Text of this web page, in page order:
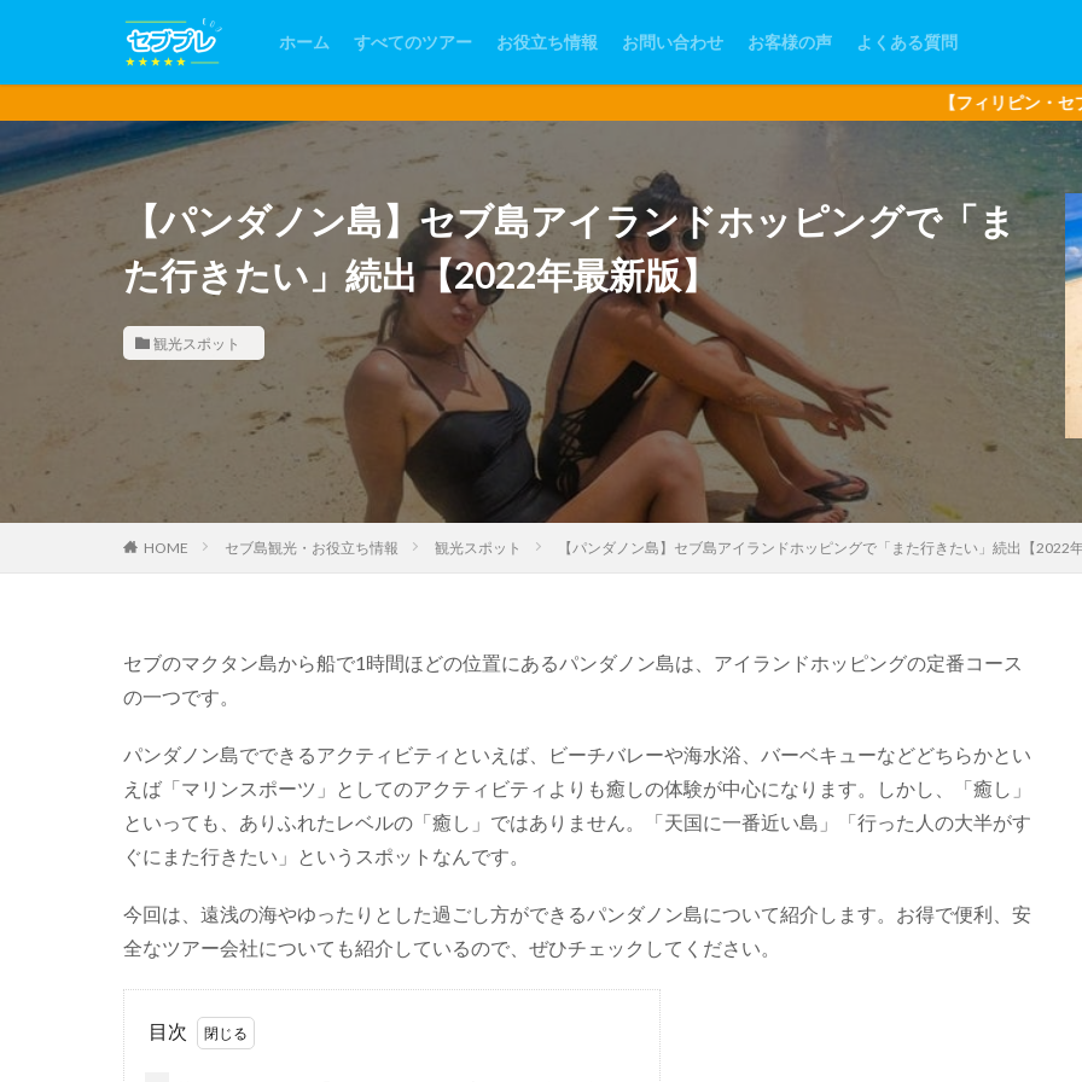
ホーム すべてのツアー お役立ち情報 お問い合わせ お客様の声 よくある質問
【フィリピン・セブ島現地オプショ
【パンダノン島】セブ島アイランドホッピングで「ま
た行きたい」続出【2022年最新版】
観光スポット
HOME セブ島観光・お役立ち情報 観光スポット 【パンダノン島】セブ島アイランドホッピングで「また行きたい」続出【2022年
セブのマクタン島から船で1時間ほどの位置にあるパンダノン島は、アイランドホッピングの定番コース
の一つです。
パンダノン島でできるアクティビティといえば、ビーチバレーや海水浴、バーベキューなどどちらかとい
えば「マリンスポーツ」としてのアクティビティよりも癒しの体験が中心になります。しかし、「癒し」
といっても、ありふれたレベルの「癒し」ではありません。「天国に一番近い島」「行った人の大半がす
ぐにまた行きたい」というスポットなんです。
今回は、遠浅の海やゆったりとした過ごし方ができるパンダノン島について紹介します。お得で便利、安
全なツアー会社についても紹介しているので、ぜひチェックしてください。
目次